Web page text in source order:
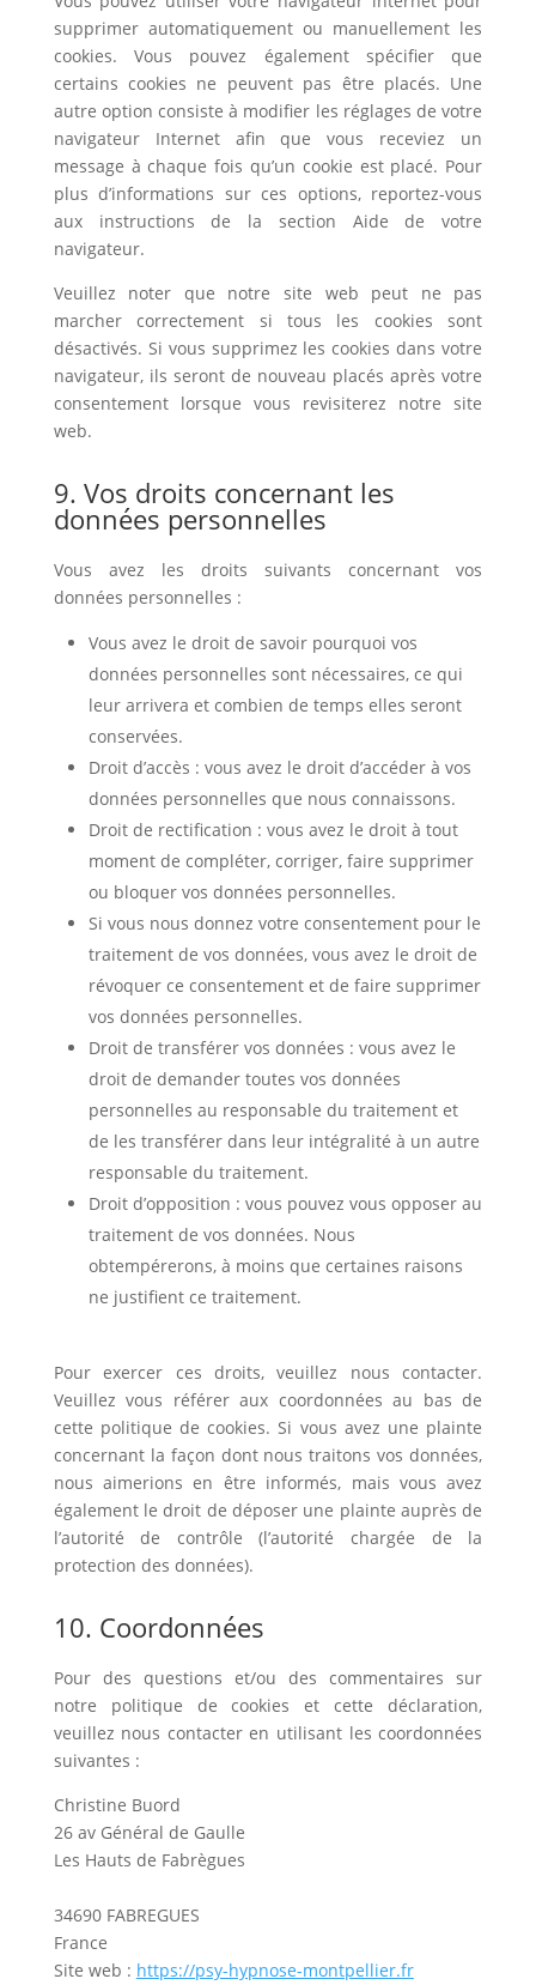
supprimer automatiquement ou manuellement les
cookies. Vous pouvez également spécifier que
certains cookies ne peuvent pas être placés. Une
autre option consiste à modifier les réglages de votre
navigateur Internet afin que vous receviez un
message à chaque fois qu’un cookie est placé. Pour
plus d’informations sur ces options, reportez-vous
aux instructions de la section Aide de votre
navigateur.
Veuillez noter que notre site web peut ne pas
marcher correctement si tous les cookies sont
désactivés. Si vous supprimez les cookies dans votre
navigateur, ils seront de nouveau placés après votre
consentement lorsque vous revisiterez notre site
web.
9. Vos droits concernant les
données personnelles
Vous avez les droits suivants concernant vos
données personnelles :
Vous avez le droit de savoir pourquoi vos
données personnelles sont nécessaires, ce qui
leur arrivera et combien de temps elles seront
conservées.
Droit d’accès : vous avez le droit d’accéder à vos
données personnelles que nous connaissons.
Droit de rectification : vous avez le droit à tout
moment de compléter, corriger, faire supprimer
ou bloquer vos données personnelles.
Si vous nous donnez votre consentement pour le
traitement de vos données, vous avez le droit de
révoquer ce consentement et de faire supprimer
vos données personnelles.
Droit de transférer vos données : vous avez le
droit de demander toutes vos données
personnelles au responsable du traitement et
de les transférer dans leur intégralité à un autre
responsable du traitement.
Droit d’opposition : vous pouvez vous opposer au
traitement de vos données. Nous
obtempérerons, à moins que certaines raisons
ne justifient ce traitement.
Pour exercer ces droits, veuillez nous contacter.
Veuillez vous référer aux coordonnées au bas de
cette politique de cookies. Si vous avez une plainte
concernant la façon dont nous traitons vos données,
nous aimerions en être informés, mais vous avez
également le droit de déposer une plainte auprès de
l’autorité de contrôle (l’autorité chargée de la
protection des données).
10. Coordonnées
Pour des questions et/ou des commentaires sur
notre politique de cookies et cette déclaration,
veuillez nous contacter en utilisant les coordonnées
suivantes :
Christine Buord
26 av Général de Gaulle
Les Hauts de Fabrègues
34690 FABREGUES
France
Site web : https://psy-hypnose-montpellier.fr